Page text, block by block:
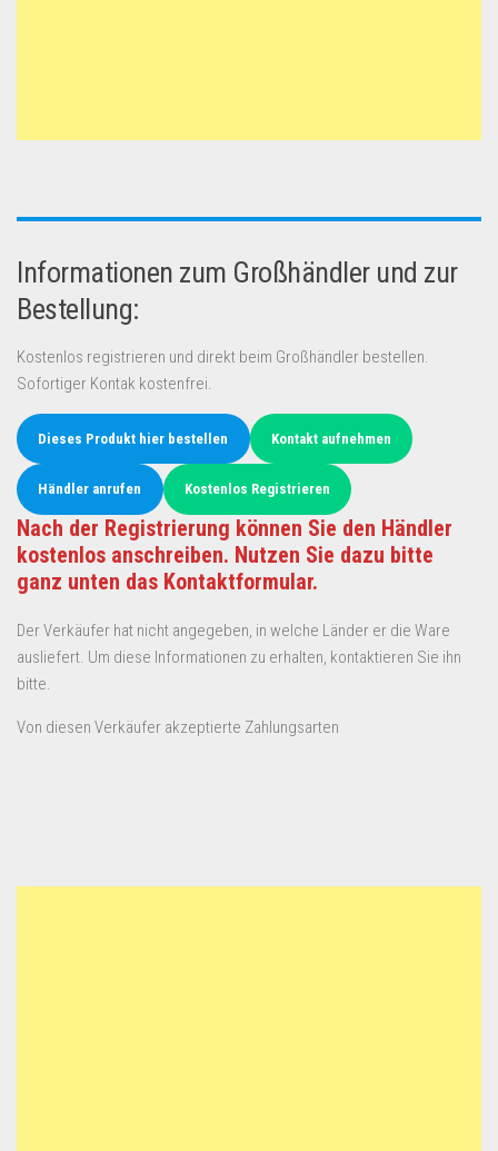
Informationen zum Großhändler und zur
Bestellung:
Kostenlos registrieren und direkt beim Großhändler bestellen.
Sofortiger Kontak kostenfrei.
Dieses Produkt hier bestellen Kontakt aufnehmen
Händler anrufen Kostenlos Registrieren
Nach der Registrierung können Sie den Händler
kostenlos anschreiben. Nutzen Sie dazu bitte
ganz unten das Kontaktformular.
Der Verkäufer hat nicht angegeben, in welche Länder er die Ware
ausliefert. Um diese Informationen zu erhalten, kontaktieren Sie ihn
bitte.
Von diesen Verkäufer akzeptierte Zahlungsarten